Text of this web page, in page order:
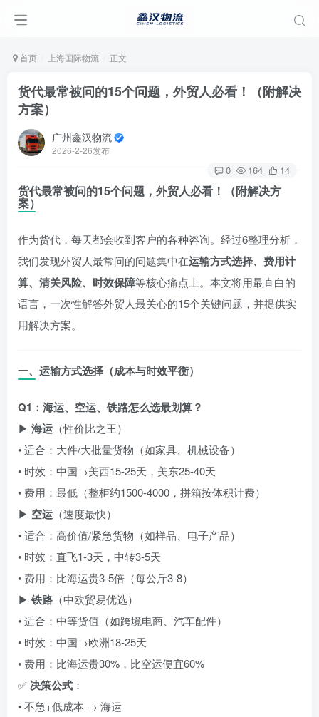
首页 上海国际物流 正文
货代最常被问的15个问题，外贸人必看！（附解决
方案）
广州鑫汉物流
2026-2-26发布
0 164 14
货代最常被问的15个问题，外贸人必看！（附解决方
案）
作为货代，每天都会收到客户的各种咨询。经过6整理分析，
我们发现外贸人最常问的问题集中在运输方式选择、费用计
算、清关风险、时效保障等核心痛点上。本文将用最直白的
语言，一次性解答外贸人最关心的15个关键问题，并提供实
用解决方案。
一、运输方式选择（成本与时效平衡）
Q1：海运、空运、铁路怎么选最划算？
▶ 海运 （性价比之王）
• 适合：大件/大批量货物（如家具、机械设备）
• 时效：中国→美西15-25天，美东25-40天
• 费用：最低（整柜约1500-4000，拼箱按体积计费）
▶ 空运 （速度最快）
• 适合：高价值/紧急货物（如样品、电子产品）
• 时效：直飞1-3天，中转3-5天
• 费用：比海运贵3-5倍（每公斤3-8）
▶ 铁路 （中欧贸易优选）
• 适合：中等货值（如跨境电商、汽车配件）
• 时效：中国→欧洲18-25天
• 费用：比海运贵30%，比空运便宜60%
✅决策公式 ：
• 不急+低成本 → 海运